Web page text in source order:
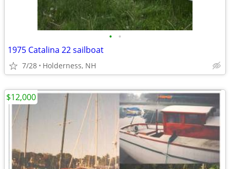
• •
1975 Catalina 22 sailboat
7/28 Holderness, NH
$12,000